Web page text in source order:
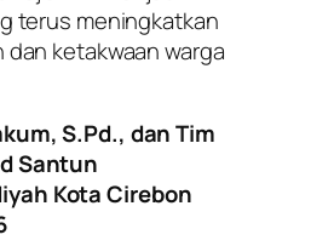
terus meningkatkan
dan ketakwaan warga
S.Pd., dan Tim
Santun
Kota Cirebon